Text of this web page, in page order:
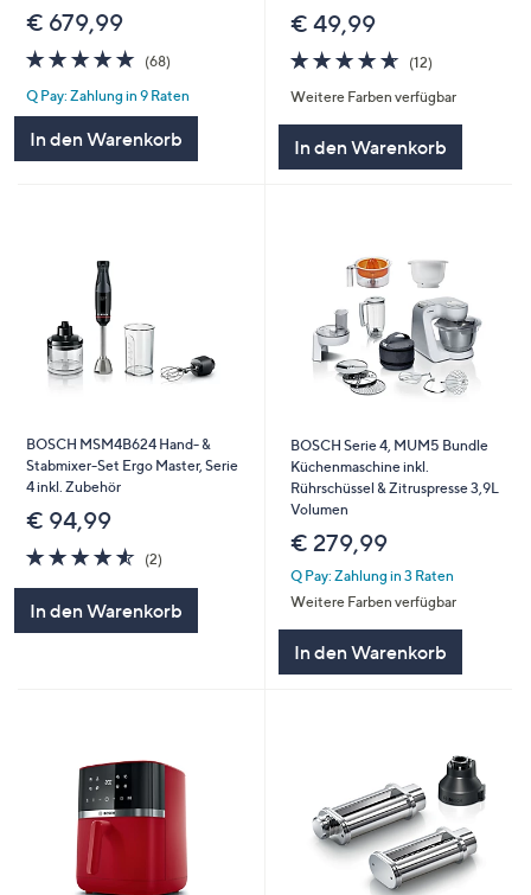
€ 679,99
4.8
von
5
(68)
Q Pay: Zahlung in 9 Raten
In den Warenkorb
€ 49,99
4.6
von
5
(12)
Weitere Farben verfügbar
In den Warenkorb
BOSCH MSM4B624 Hand- &
Stabmixer-Set Ergo Master, Serie
4 inkl. Zubehör
€ 94,99
4.5
von
(2)
In den Warenkorb
BOSCH Serie 4, MUM5 Bundle
Küchenmaschine inkl.
Rührschüssel & Zitruspresse 3,9L
Volumen
€ 279,99
Q Pay: Zahlung in 3 Raten
Weitere Farben verfügbar
In den Warenkorb